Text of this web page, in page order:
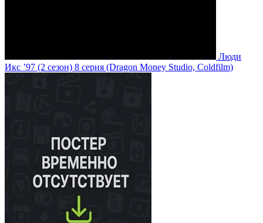
Люди
Икс ’97 (2 сезон) 8 серия (Dragon Money Studio, Coldfilm)